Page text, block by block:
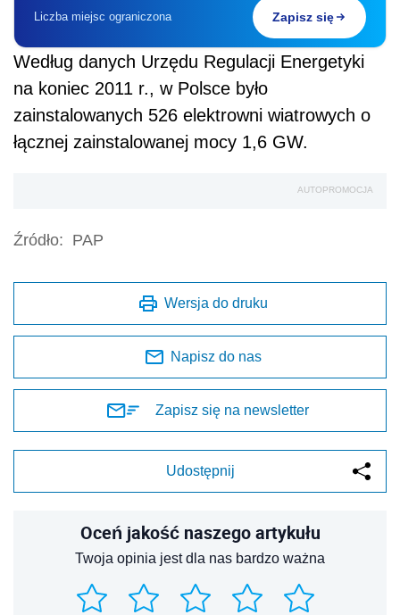
Liczba miejsc ograniczona Zapisz się
Według danych Urzędu Regulacji Energetyki
na koniec 2011 r., w Polsce było
zainstalowanych 526 elektrowni wiatrowych o
łącznej zainstalowanej mocy 1,6 GW.
AUTOPROMOCJA
Źródło: PAP
Wersja do druku
Napisz do nas
Zapisz się na newsletter
Udostępnij
Oceń jakość naszego artykułu
Twoja opinia jest dla nas bardzo ważna